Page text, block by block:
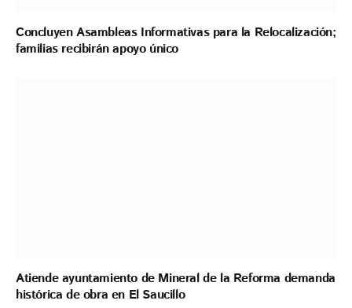
Concluyen Asambleas Informativas para la Relocalización;
familias recibirán apoyo único
Atiende ayuntamiento de Mineral de la Reforma demanda
histórica de obra en El Saucillo